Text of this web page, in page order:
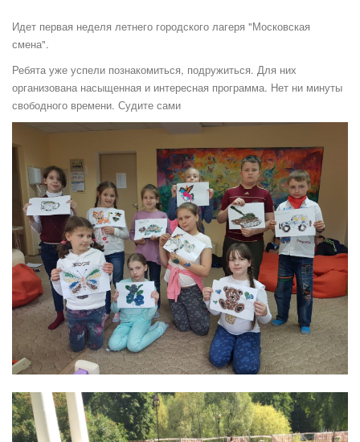
Идет первая неделя летнего городского лагеря "Московская
смена".
Ребята уже успели познакомиться, подружиться. Для них
организована насыщенная и интересная программа. Нет ни минуты
свободного времени. Судите сами